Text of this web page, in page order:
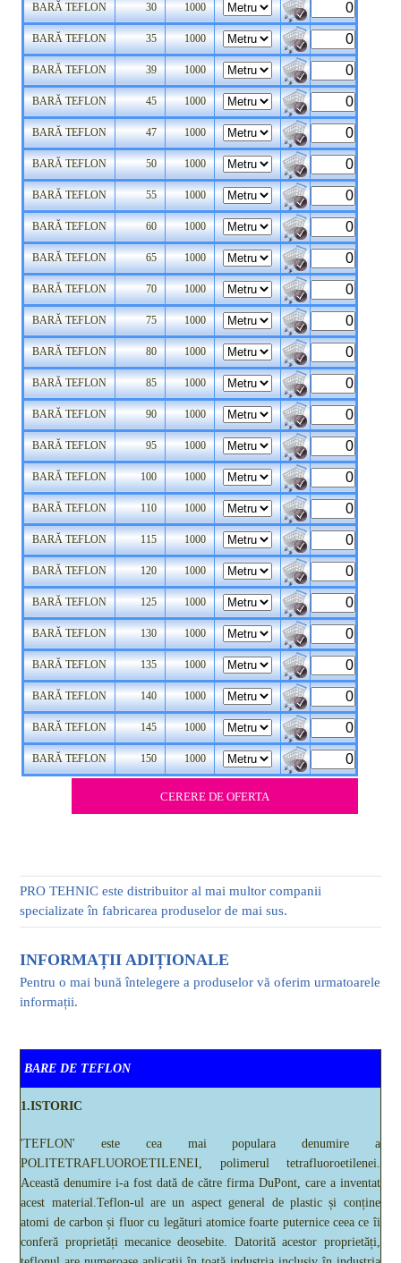
BARĂ TEFLON 30 1000
BARĂ TEFLON 35 1000
BARĂ TEFLON 39 1000
BARĂ TEFLON 45 1000
BARĂ TEFLON 47 1000
BARĂ TEFLON 50 1000
BARĂ TEFLON 55 1000
BARĂ TEFLON 60 1000
BARĂ TEFLON 65 1000
BARĂ TEFLON 70 1000
BARĂ TEFLON 75 1000
BARĂ TEFLON 80 1000
BARĂ TEFLON 85 1000
BARĂ TEFLON 90 1000
BARĂ TEFLON 95 1000
BARĂ TEFLON 100 1000
BARĂ TEFLON 110 1000
BARĂ TEFLON 115 1000
BARĂ TEFLON 120 1000
BARĂ TEFLON 125 1000
BARĂ TEFLON 130 1000
BARĂ TEFLON 135 1000
BARĂ TEFLON 140 1000
BARĂ TEFLON 145 1000
BARĂ TEFLON 150 1000
PRO TEHNIC este distribuitor al mai multor companii
specializate în fabricarea produselor de mai sus.
INFORMAȚII ADIȚIONALE
Pentru o mai bună întelegere a produselor vă oferim urmatoarele
informații.
BARE DE TEFLON
1.ISTORIC
'TEFLON' este cea mai populara denumire a
POLITETRAFLUOROETILENEI, polimerul tetrafluoroetilenei.
Această denumire i-a fost dată de către firma DuPont, care a inventat
acest material.Teflon-ul are un aspect general de plastic și conține
atomi de carbon și fluor cu legături atomice foarte puternice ceea ce îi
conferă proprietăți mecanice deosebite. Datorită acestor proprietăți,